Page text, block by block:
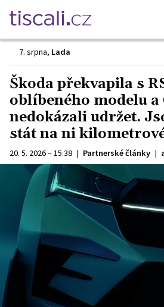
7. srpna, Lada
Škoda překvapila s
oblíbeného modelu a
nedokázali udržet.
stát na ni
20. 5. 2026 – 15:38 | Partnerské články |